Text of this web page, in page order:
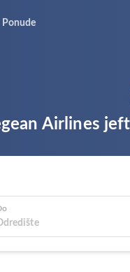
Ponude
Airlines